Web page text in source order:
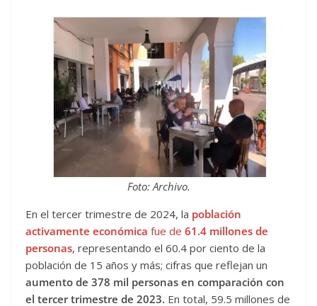
Foto: Archivo.
En el tercer trimestre de 2024, la población
activamente económica fue de 61.4 millones de
personas, representando el 60.4 por ciento de la
población de 15 años y más; cifras que reflejan un
aumento de 378 mil personas en comparación con
el tercer trimestre de 2023. En total, 59.5 millones de